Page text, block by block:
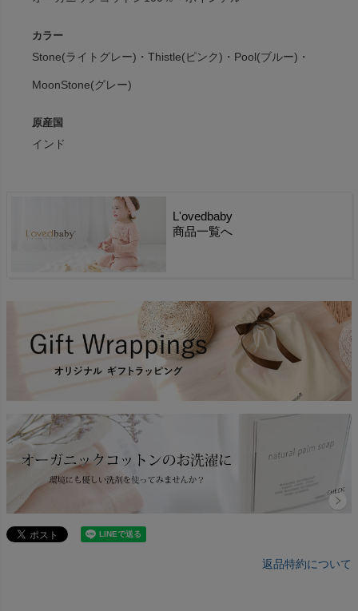
カラー
Stone(ライトグレー)・Thistle(ピンク)・Pool(ブルー)・
MoonStone(グレー)
原産国
インド
L'ovedbaby
商品一覧へ
返品特約について